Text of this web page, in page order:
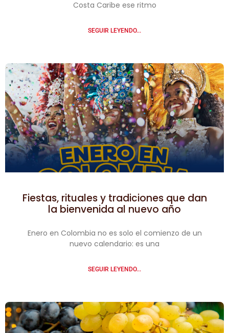
Costa Caribe ese ritmo
SEGUIR LEYENDO...
Fiestas, rituales y tradiciones que dan
la bienvenida al nuevo año
Enero en Colombia no es solo el comienzo de un
nuevo calendario: es una
SEGUIR LEYENDO...